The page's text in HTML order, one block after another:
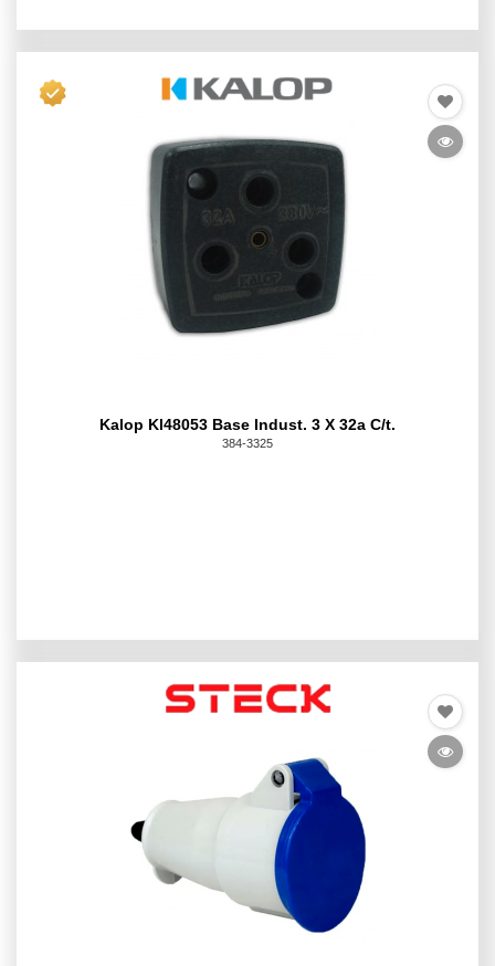
Kalop Kl48053 Base Indust. 3 X 32a C/t.
384-3325